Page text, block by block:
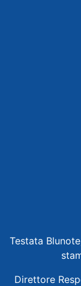
Testata
Direttore